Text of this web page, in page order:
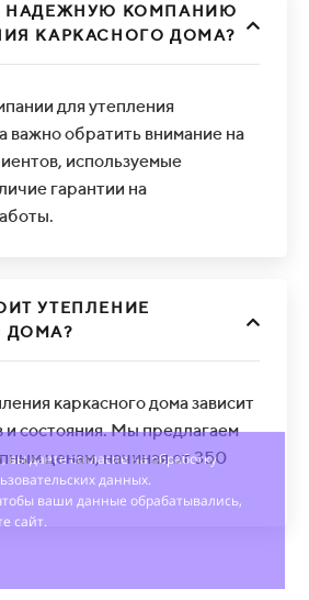
НАДЕЖНУЮ КОМПАНИЮ
КАРКАСНОГО ДОМА?
для утепления
важно обратить внимание на
используемые
гарантии на
УТЕПЛЕНИЕ
ДОМА?
каркасного дома зависит
и состояния. Мы предлагаем
ценам, начиная от 350
вы даете согласие на обработку
данных.
ваши данные обрабатывались,
сайт.